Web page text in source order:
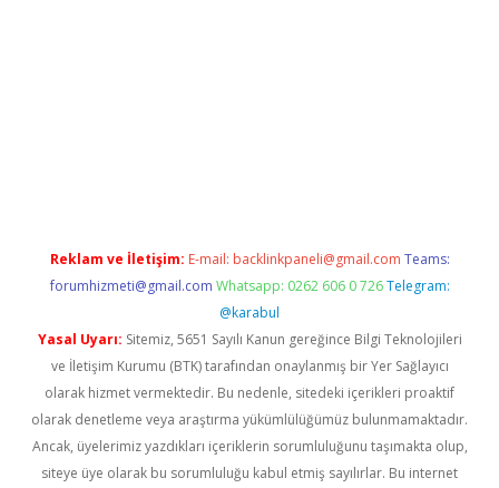
Reklam ve İletişim: E-mail: backlinkpaneli@gmail.com Teams:
forumhizmeti@gmail.com Whatsapp: 0262 606 0 726 Telegram:
@karabul
Yasal Uyarı: Sitemiz, 5651 Sayılı Kanun gereğince Bilgi Teknolojileri
ve İletişim Kurumu (BTK) tarafından onaylanmış bir Yer Sağlayıcı
olarak hizmet vermektedir. Bu nedenle, sitedeki içerikleri proaktif
olarak denetleme veya araştırma yükümlülüğümüz bulunmamaktadır.
Ancak, üyelerimiz yazdıkları içeriklerin sorumluluğunu taşımakta olup,
siteye üye olarak bu sorumluluğu kabul etmiş sayılırlar. Bu internet